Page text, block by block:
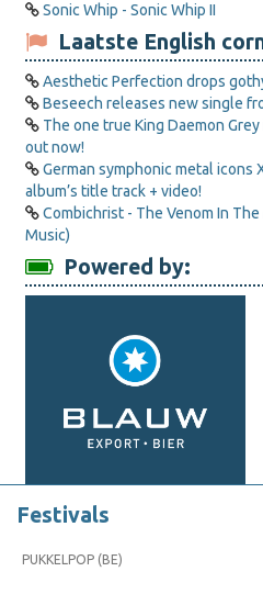
Sonic Whip - Sonic Whip II
Laatste English
Aesthetic Perfection drops
Beseech releases new single
The one true King Daemon
out now!
German symphonic metal icons
album’s title track + video!
Combichrist - The Venom In
Music)
Powered by:
Festivals
PUKKELPOP (BE)